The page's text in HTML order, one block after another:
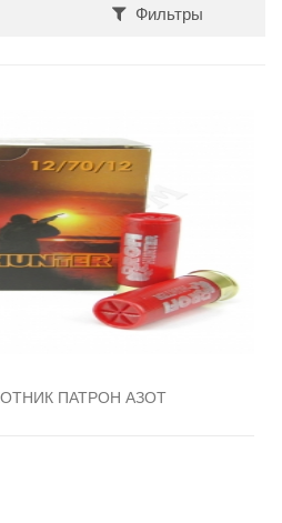
Фильтры
ПАТРОН АЗОТ